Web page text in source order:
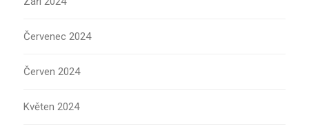
Červenec 2024
Červen 2024
Květen 2024